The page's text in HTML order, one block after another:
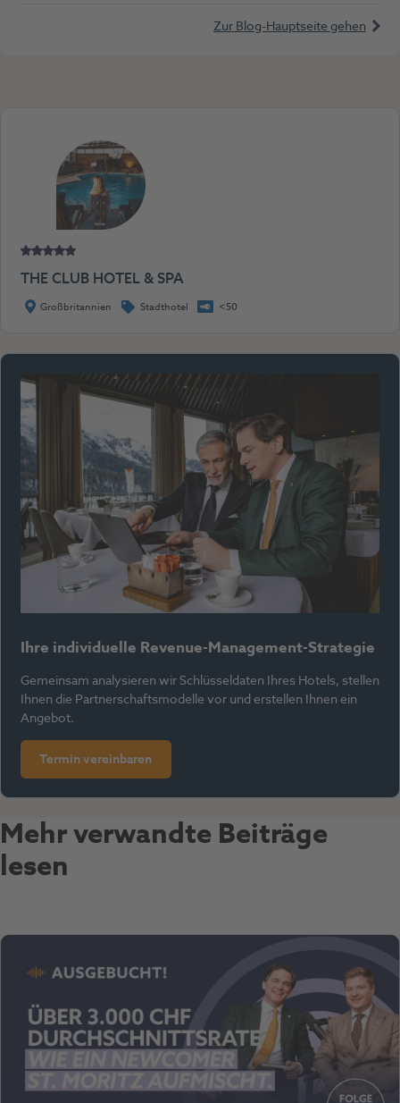
Zur Blog-Hauptseite gehen
THE CLUB HOTEL & SPA
<50
Großbritannien Stadthotel
Ihre individuelle Revenue-Management-Strategie
Gemeinsam analysieren wir Schlüsseldaten Ihres Hotels, stellen
Ihnen die Partnerschaftsmodelle vor und erstellen Ihnen ein
Angebot.
Termin vereinbaren
Mehr verwandte Beiträge
lesen